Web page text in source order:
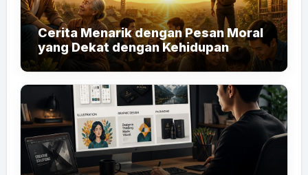
Cerita Menarik dengan Pesan Moral
yang Dekat dengan Kehidupan